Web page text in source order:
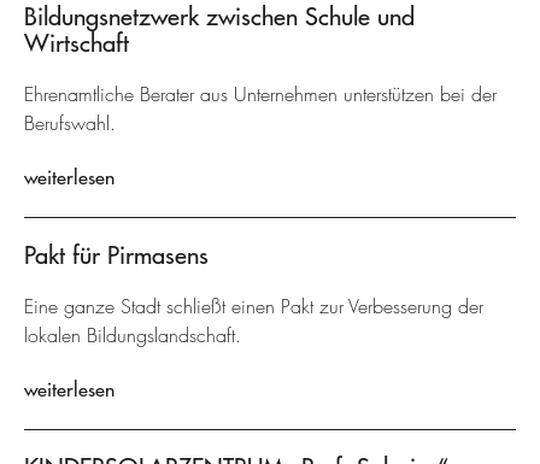
Bildungsnetzwerk zwischen Schule und
Wirtschaft
Ehrenamtliche Berater aus Unternehmen unterstützen bei der
Berufswahl.
weiterlesen
Pakt für Pirmasens
Eine ganze Stadt schließt einen Pakt zur Verbesserung der
lokalen Bildungslandschaft.
weiterlesen